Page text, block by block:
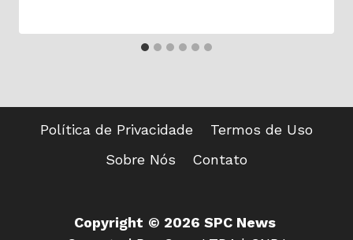
Política de Privacidade
Termos de Uso
Sobre Nós
Contato
Copyright © 2026 SPC News